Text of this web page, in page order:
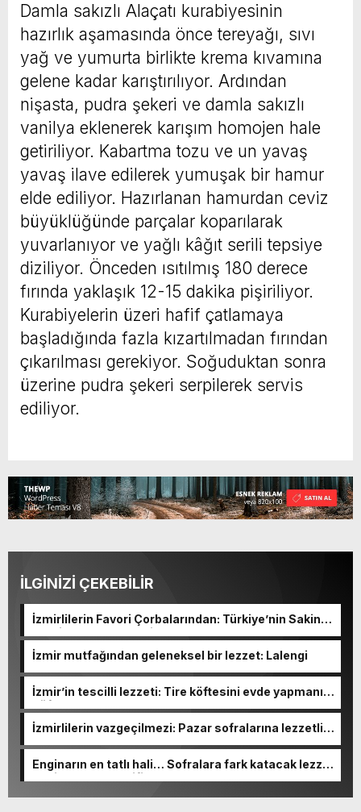
Damla sakızlı Alaçatı kurabiyesinin
hazırlık aşamasında önce tereyağı, sıvı
yağ ve yumurta birlikte krema kıvamına
gelene kadar karıştırılıyor. Ardından
nişasta, pudra şekeri ve damla sakızlı
vanilya eklenerek karışım homojen hale
getiriliyor. Kabartma tozu ve un yavaş
yavaş ilave edilerek yumuşak bir hamur
elde ediliyor. Hazırlanan hamurdan ceviz
büyüklüğünde parçalar koparılarak
yuvarlanıyor ve yağlı kâğıt serili tepsiye
diziliyor. Önceden ısıtılmış 180 derece
fırında yaklaşık 12-15 dakika pişiriliyor.
Kurabiyelerin üzeri hafif çatlamaya
başladığında fazla kızartılmadan fırından
çıkarılması gerekiyor. Soğuduktan sonra
üzerine pudra şekeri serpilerek servis
ediliyor.
İLGİNİZİ ÇEKEBİLİR
İzmirlilerin Favori Çorbalarından: Türkiye’nin Sakin
Şehrinden Çıkan Eşsiz Lezzet
İzmir mutfağından geleneksel bir lezzet: Lalengi
İzmir’in tescilli lezzeti: Tire köftesini evde yapmanın
püf noktaları
İzmirlilerin vazgeçilmezi: Pazar sofralarına lezzetli
Enginarın en tatlı hali… Sofralara fark katacak lezzet
enginar tatlısı tarifi